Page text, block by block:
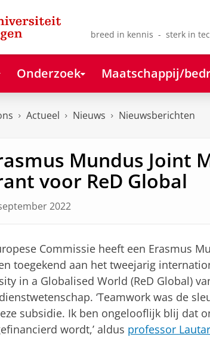
breed in kennis - sterk in
Onderzoek Maatschappij/
Actueel Nieuws Nieuwsberichten
Mundus Joint
voor ReD Global
2022
Commissie heeft een Erasmus
toegekend aan het tweejarig
in a Globalised World (ReD Global)
‘Teamwork was de
subsidie. Ik ben ongelooflijk blij dat
wordt,’ aldus professor